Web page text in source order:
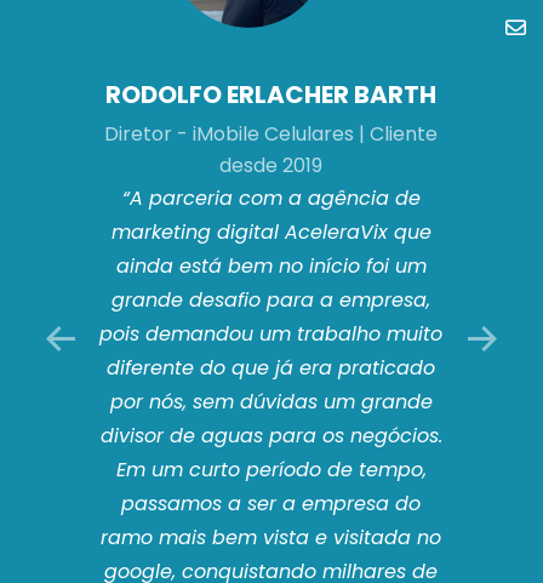
RODOLFO ERLACHER BARTH
Diretor - iMobile Celulares | Cliente
desde 2019
“A parceria com a agência de
marketing digital AceleraVix que
ainda está bem no início foi um
grande desafio para a empresa,
pois demandou um trabalho muito
diferente do que já era praticado
por nós, sem dúvidas um grande
divisor de aguas para os negócios.
Em um curto período de tempo,
passamos a ser a empresa do
ramo mais bem vista e visitada no
google, conquistando milhares de